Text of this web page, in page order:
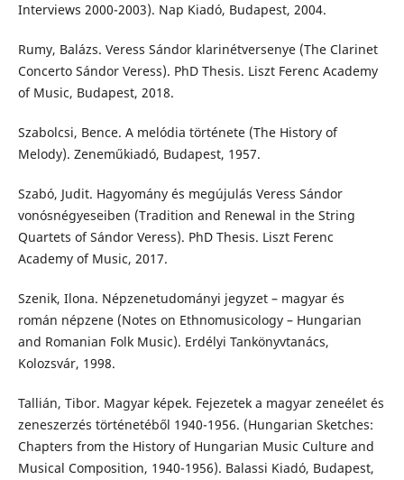
Interviews 2000-2003). Nap Kiadó, Budapest, 2004.
Rumy, Balázs. Veress Sándor klarinétversenye (The Clarinet
Concerto Sándor Veress). PhD Thesis. Liszt Ferenc Academy
of Music, Budapest, 2018.
Szabolcsi, Bence. A melódia története (The History of
Melody). Zeneműkiadó, Budapest, 1957.
Szabó, Judit. Hagyomány és megújulás Veress Sándor
vonósnégyeseiben (Tradition and Renewal in the String
Quartets of Sándor Veress). PhD Thesis. Liszt Ferenc
Academy of Music, 2017.
Szenik, Ilona. Népzenetudományi jegyzet – magyar és
román népzene (Notes on Ethnomusicology – Hungarian
and Romanian Folk Music). Erdélyi Tankönyvtanács,
Kolozsvár, 1998.
Tallián, Tibor. Magyar képek. Fejezetek a magyar zeneélet és
zeneszerzés történetéből 1940-1956. (Hungarian Sketches:
Chapters from the History of Hungarian Music Culture and
Musical Composition, 1940-1956). Balassi Kiadó, Budapest,